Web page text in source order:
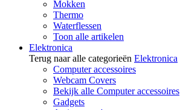
Mokken
Thermo
Waterflessen
Toon alle artikelen
Elektronica
Terug naar alle categorieën Elektronica
Computer accessoires
Webcam Covers
Bekijk alle Computer accessoires
Gadgets